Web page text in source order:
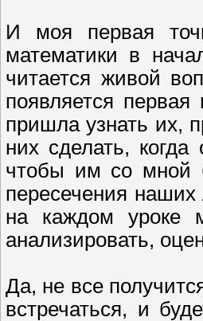
И моя первая
математики в
читается живой
появляется
пришла узнать их,
них сделать,
чтобы им со мной
пересечения
на каждом уроке
анализировать,
Да, не все
встречаться, и